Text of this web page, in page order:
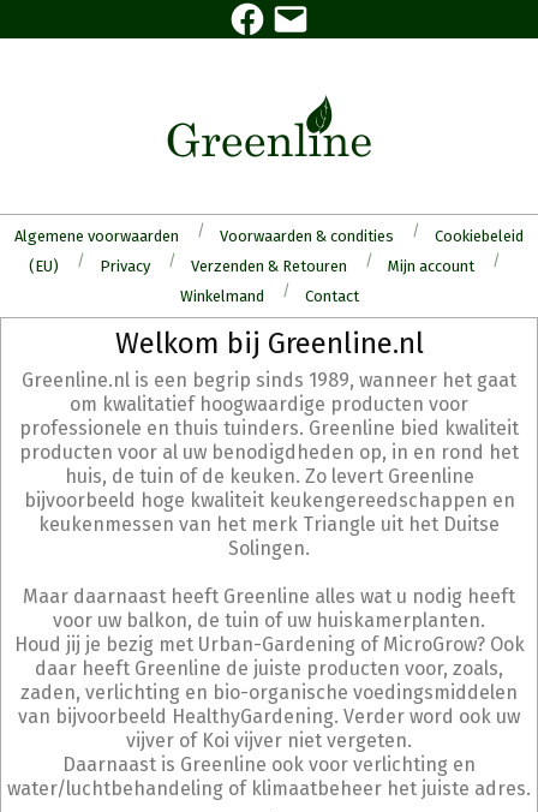
to
Facebook
E-
mail
Algemene voorwaarden Voorwaarden & condities
Cookiebeleid
(EU)
Privacy Verzenden & Retouren
Mijn account
Winkelmand
Contact
Menu
Welkom bij Greenline.nl
Greenline.nl is een begrip sinds 1989, wanneer het gaat
om kwalitatief hoogwaardige producten voor
professionele en thuis tuinders. Greenline bied kwaliteit
producten voor al uw benodigdheden op, in en rond het
huis, de tuin of de keuken. Zo levert Greenline
bijvoorbeeld hoge kwaliteit keukengereedschappen en
keukenmessen van het merk Triangle uit het Duitse
Solingen.
Maar daarnaast heeft Greenline alles wat u nodig heeft
voor uw balkon, de tuin of uw huiskamerplanten.
Houd jij je bezig met Urban-Gardening of MicroGrow? Ook
daar heeft Greenline de juiste producten voor, zoals,
zaden, verlichting en bio-organische voedingsmiddelen
van bijvoorbeeld HealthyGardening. Verder word ook uw
vijver of Koi vijver niet vergeten.
Daarnaast is Greenline ook voor verlichting en
water/luchtbehandeling of klimaatbeheer het juiste adres.